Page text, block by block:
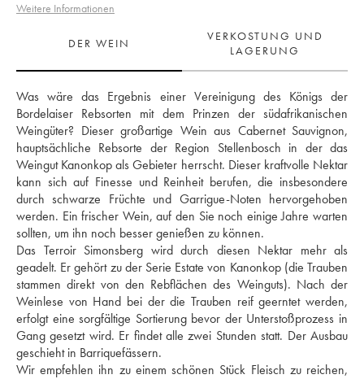
Weitere Informationen
DER WEIN
VERKOSTUNG UND
LAGERUNG
Was wäre das Ergebnis einer Vereinigung des Königs der
Bordelaiser Rebsorten mit dem Prinzen der südafrikanischen
Weingüter? Dieser großartige Wein aus Cabernet Sauvignon,
hauptsächliche Rebsorte der Region Stellenbosch in der das
Weingut Kanonkop als Gebieter herrscht. Dieser kraftvolle Nektar
kann sich auf Finesse und Reinheit berufen, die insbesondere
durch schwarze Früchte und Garrigue-Noten hervorgehoben
werden. Ein frischer Wein, auf den Sie noch einige Jahre warten
sollten, um ihn noch besser genießen zu können.
Das Terroir Simonsberg wird durch diesen Nektar mehr als
geadelt. Er gehört zu der Serie Estate von Kanonkop (die Trauben
stammen direkt von den Rebflächen des Weinguts). Nach der
Weinlese von Hand bei der die Trauben reif geerntet werden,
erfolgt eine sorgfältige Sortierung bevor der Unterstoßprozess in
Gang gesetzt wird. Er findet alle zwei Stunden statt. Der Ausbau
geschieht in Barriquefässern.
Wir empfehlen ihn zu einem schönen Stück Fleisch zu reichen,